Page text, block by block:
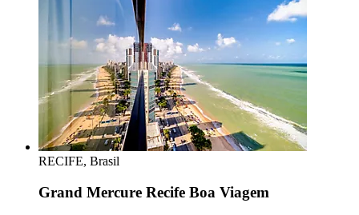
RECIFE, Brasil
Grand Mercure Recife Boa Viagem